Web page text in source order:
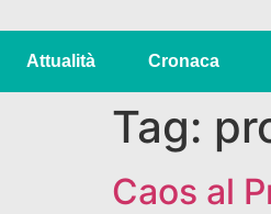
Attualità Cronaca
Tag:
Caos al